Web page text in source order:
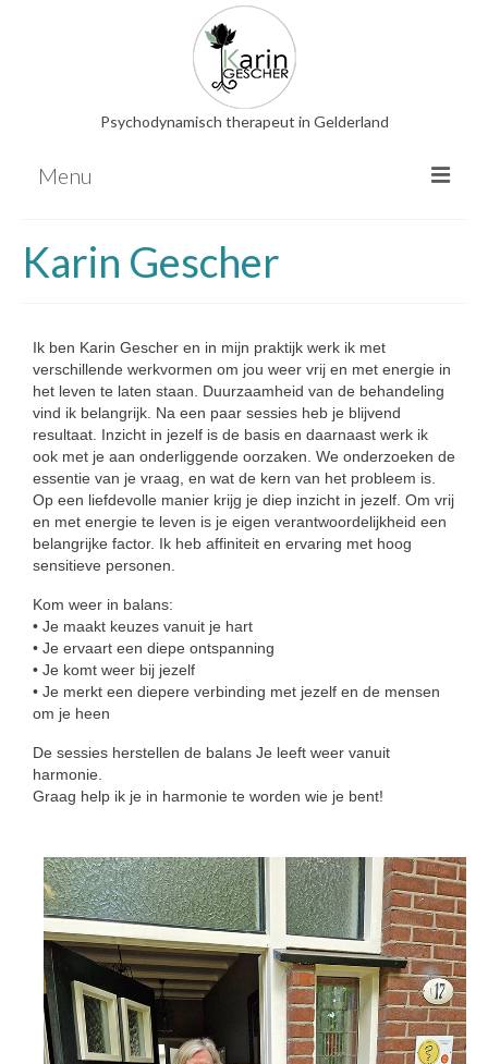
Psychodynamisch therapeut in Gelderland
Menu
EMDR
Familieopstellingen
Hooggevoeligheid
Overige therapieën
Energetische behandeling
Nederlandse bloesemremedies
PDS
Gezonde seksualiteit
Opstellingen
Aanmeldformulier workshop Opstellingen
Weer vrij in mijn lijf!
Vrouwencirkel
Contact
Tarieven
Ervaringen met Praktijk Manasha
Nieuwsbrief
Vragenformulier
Privacybeleid – AVG
Algemene voorwaarden
Karin Gescher
Ik ben Karin Gescher en in mijn praktijk werk ik met
verschillende werkvormen om jou weer vrij en met energie in
het leven te laten staan. Duurzaamheid van de behandeling
vind ik belangrijk. Na een paar sessies heb je blijvend
resultaat. Inzicht in jezelf is de basis en daarnaast werk ik
ook met je aan onderliggende oorzaken. We onderzoeken de
essentie van je vraag, en wat de kern van het probleem is.
Op een liefdevolle manier krijg je diep inzicht in jezelf. Om vrij
en met energie te leven is je eigen verantwoordelijkheid een
belangrijke factor. Ik heb affiniteit en ervaring met hoog
sensitieve personen.
Kom weer in balans:
• Je maakt keuzes vanuit je hart
• Je ervaart een diepe ontspanning
• Je komt weer bij jezelf
• Je merkt een diepere verbinding met jezelf en de mensen
om je heen
De sessies herstellen de balans Je leeft weer vanuit
harmonie.
Graag help ik je in harmonie te worden wie je bent!